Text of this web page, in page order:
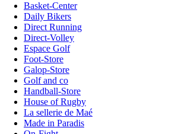
Basket-Center
Daily Bikers
Direct Running
Direct-Volley
Espace Golf
Foot-Store
Galop-Store
Golf and co
Handball-Store
House of Rugby
La sellerie de Maé
Made in Paradis